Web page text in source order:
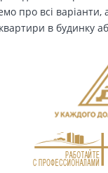
про всі
в будинку